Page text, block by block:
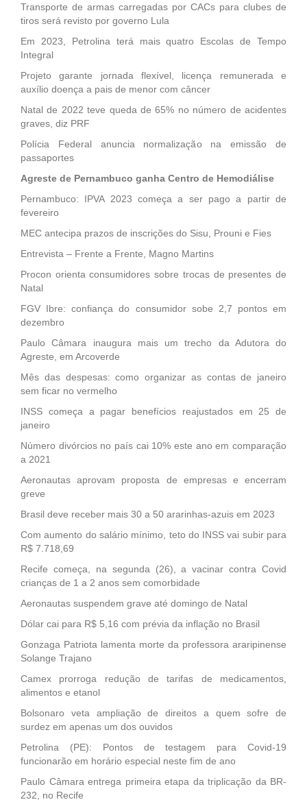
Transporte de armas carregadas por CACs para clubes de
tiros será revisto por governo Lula
Em 2023, Petrolina terá mais quatro Escolas de Tempo
Integral
Projeto garante jornada flexível, licença remunerada e
auxílio doença a pais de menor com câncer
Natal de 2022 teve queda de 65% no número de acidentes
graves, diz PRF
Polícia Federal anuncia normalização na emissão de
passaportes
Agreste de Pernambuco ganha Centro de Hemodiálise
Pernambuco: IPVA 2023 começa a ser pago a partir de
fevereiro
MEC antecipa prazos de inscrições do Sisu, Prouni e Fies
Entrevista – Frente a Frente, Magno Martins
Procon orienta consumidores sobre trocas de presentes de
Natal
FGV Ibre: confiança do consumidor sobe 2,7 pontos em
dezembro
Paulo Câmara inaugura mais um trecho da Adutora do
Agreste, em Arcoverde
Mês das despesas: como organizar as contas de janeiro
sem ficar no vermelho
INSS começa a pagar benefícios reajustados em 25 de
janeiro
Número divórcios no país cai 10% este ano em comparação
a 2021
Aeronautas aprovam proposta de empresas e encerram
greve
Brasil deve receber mais 30 a 50 ararinhas-azuis em 2023
Com aumento do salário mínimo, teto do INSS vai subir para
R$ 7.718,69
Recife começa, na segunda (26), a vacinar contra Covid
crianças de 1 a 2 anos sem comorbidade
Aeronautas suspendem grave até domingo de Natal
Dólar cai para R$ 5,16 com prévia da inflação no Brasil
Gonzaga Patriota lamenta morte da professora araripinense
Solange Trajano
Camex prorroga redução de tarifas de medicamentos,
alimentos e etanol
Bolsonaro veta ampliação de direitos a quem sofre de
surdez em apenas um dos ouvidos
Petrolina (PE): Pontos de testagem para Covid-19
funcionarão em horário especial neste fim de ano
Paulo Câmara entrega primeira etapa da triplicação da BR-
232, no Recife